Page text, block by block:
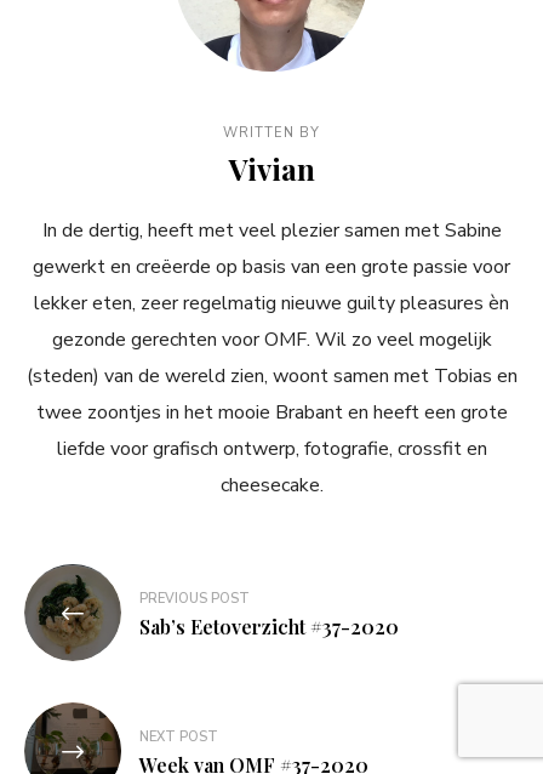
WRITTEN BY
Vivian
In de dertig, heeft met veel plezier samen met Sabine
gewerkt en creëerde op basis van een grote passie voor
lekker eten, zeer regelmatig nieuwe guilty pleasures èn
gezonde gerechten voor OMF. Wil zo veel mogelijk
(steden) van de wereld zien, woont samen met Tobias en
twee zoontjes in het mooie Brabant en heeft een grote
liefde voor grafisch ontwerp, fotografie, crossfit en
cheesecake.
Bericht
navigatie
PREVIOUS POST
Sab’s Eetoverzicht #37-2020
NEXT POST
Week van OMF #37-2020